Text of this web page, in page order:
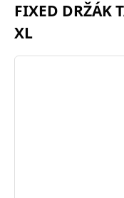
nacházíte:
FIXED DRŽÁK
XL